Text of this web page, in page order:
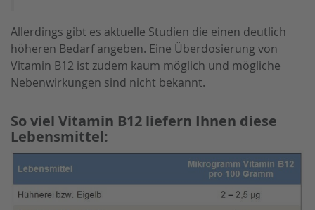
Allerdings gibt es aktuelle Studien die einen deutlich
höheren Bedarf angeben. Eine Überdosierung von
Vitamin B12 ist zudem kaum möglich und mögliche
Nebenwirkungen sind nicht bekannt.
So viel Vitamin B12 liefern Ihnen diese
Lebensmittel: